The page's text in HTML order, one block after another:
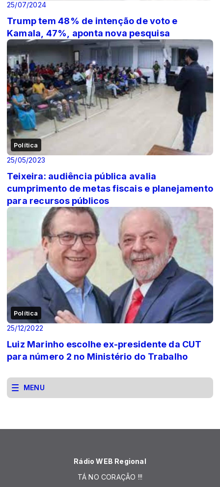
25/07/2024
Trump tem 48% de intenção de voto e
Kamala, 47%, aponta nova pesquisa
Política
25/05/2023
Teixeira: audiência pública avalia
cumprimento de metas fiscais e planejamento
para recursos públicos
Política
25/12/2022
Luiz Marinho escolhe ex-presidente da CUT
para número 2 no Ministério do Trabalho
MENU
Rádio WEB Regional
TÁ NO CORAÇÃO !!!